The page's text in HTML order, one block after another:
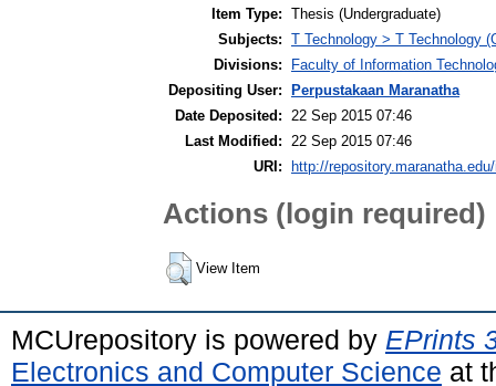
Item Type: Thesis (Undergraduate)
Subjects: T Technology > T Technology
Divisions:
Faculty of Information
Depositing User:
Perpustakaan Maranatha
Date Deposited:
22 Sep 2015 07:46
Last Modified:
22 Sep 2015 07:46
URI:
http://
Actions (login required)
View Item
MCUrepository is powered by EPrints
Electronics and Computer Science at